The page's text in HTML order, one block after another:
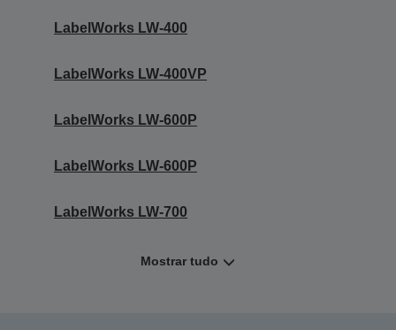
LabelWorks LW-400
LabelWorks LW-400VP
LabelWorks LW-600P
LabelWorks LW-600P
LabelWorks LW-700
Mostrar tudo